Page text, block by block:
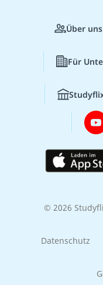
Über uns
Für
© 2026
Datenschutz